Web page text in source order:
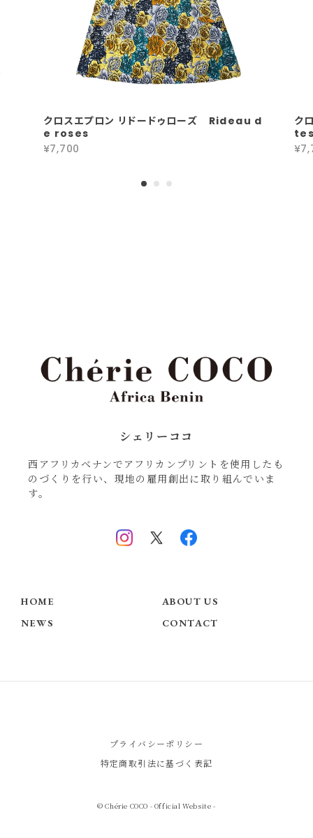
クロスエプロン リドードゥローズ Rideau d
e roses
¥7,700
ク
シェリーココ
西アフリカベナンでアフリカンプリントを使用したも
のづくりを行い、現地の雇用創出に取り組んでいま
す。
HOME
ABOUT US
NEWS
CONTACT
プライバシーポリシー
特定商取引法に基づく表記
© Chérie COCO - Official Website -